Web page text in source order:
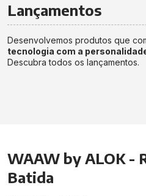
Lançamentos
Desenvolvemos produtos que
tecnologia com a
Descubra todos os lançamentos.
WAAW by ALOK -
Batida